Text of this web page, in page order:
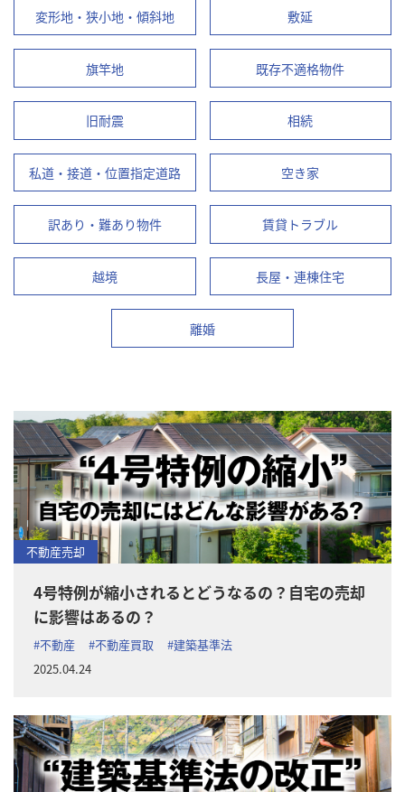
変形地・狭小地・傾斜地 敷延
旗竿地 既存不適格物件
旧耐震 相続
私道・接道・位置指定道路 空き家
訳あり・難あり物件 賃貸トラブル
越境 長屋・連棟住宅
離婚
不動産売却
4号特例が縮小されるとどうなるの？自宅の売却
に影響はあるの？
#不動産 #不動産買取
#建築基準法
2025.04.24